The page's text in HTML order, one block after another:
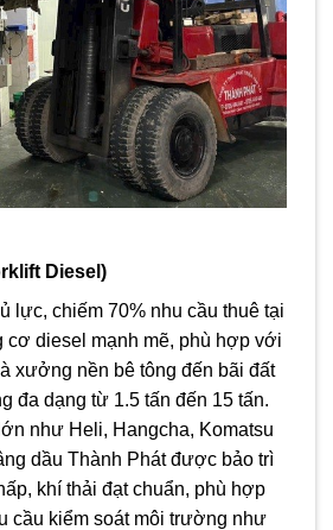
Diesel)
lực, chiếm 70% nhu cầu thuê tại
cơ diesel mạnh mẽ, phù hợp với
xưởng nền bê tông đến bãi đất
đa dạng từ 1.5 tấn đến 15 tấn.
như Heli, Hangcha, Komatsu
dầu Thành Phát được bảo trì
khí thải đạt chuẩn, phù hợp
cầu kiểm soát môi trường như